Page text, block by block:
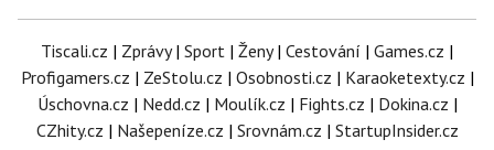
Tiscali.cz | Zprávy| Sport | Ženy| Cestování | Games.cz |
Profigamers.cz | ZeStolu.cz | Osobnosti.cz | Karaoketexty.cz |
Úschovna.cz | Nedd.cz | Moulík.cz | Fights.cz | Dokina.cz |
CZhity.cz | Našepeníze.cz | Srovnám.cz | StartupInsider.cz